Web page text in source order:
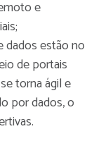
e
dados estão no
de portais
se torna ágil e
por dados, o